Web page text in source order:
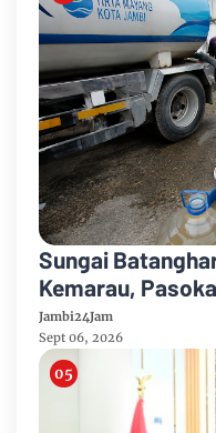
Sungai
Kemarau,
Mayang Jambi
Jambi24Jam
Sept 06, 2026